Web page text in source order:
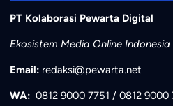
PT Kolaborasi Pewarta Digital
Ekosistem Media Online Indonesia
Email: redaksi@pewarta.net
WA: 0812 9000 7751 / 0812 9000